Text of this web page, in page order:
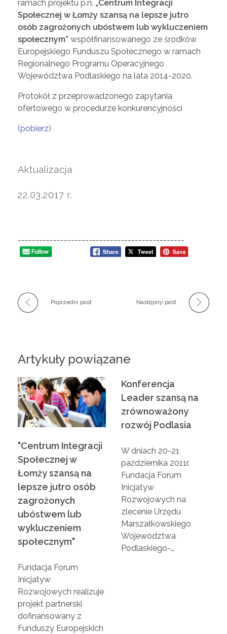
t
r
u
m
I
n
t
g
a
j
i
S
p
o
ł
e
c
z
n
ramach projektu p.n. „Centrum Integracji
Społecznej w Łomży szansą na lepsze jutro
osób zagrożonych ubóstwem lub wykluczeniem
społecznym” współfinansowanego ze środków
Europejskiego Funduszu Społecznego w ramach
Regionalnego Programu Operacyjnego
Województwa Podlaskiego na lata 2014-2020.
Protokół z przeprowadzonego zapytania
ofertowego w procedurze konkurencyjności
(pobierz)
Aktualizacja
22.03.2017 r.
-----------------------------------------------
Poprzedni post Następny post
Artykuły powiązane
"Centrum Integracji
Społecznej w
Łomży szansą na
lepsze jutro osób
zagrożonych
ubóstwem lub
wykluczeniem
społecznym"
Fundacja Forum
Inicjatyw
Rozwojowych realizuje
projekt partnerski
dofinansowany z
Funduszy Europejskich
Konferencja
Leader szansą na
zrównoważony
rozwój Podlasia
W dniach 20-21
października 2011r.
Fundacja Forum
Inicjatyw
Rozwojowych na
zlecenie Urzędu
Marszałkowskiego
Województwa
Podlaskiego-…